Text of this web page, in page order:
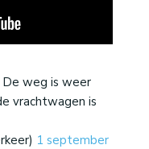
weg is weer
vrachtwagen is
1 september